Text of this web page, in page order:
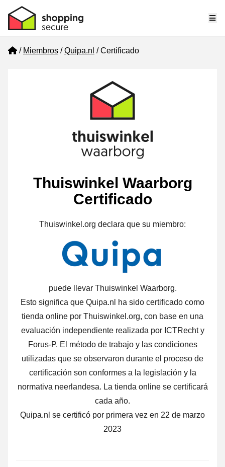
Home
Miembros Quipa.nl Certificado
Thuiswinkel Waarborg
Certificado
Thuiswinkel.org declara que su miembro:
puede llevar Thuiswinkel Waarborg.
Esto significa que Quipa.nl ha sido certificado como
tienda online por Thuiswinkel.org, con base en una
evaluación independiente realizada por ICTRecht y
Forus-P. El método de trabajo y las condiciones
utilizadas que se observaron durante el proceso de
certificación son conformes a la legislación y la
normativa neerlandesa. La tienda online se certificará
cada año.
Quipa.nl se certificó por primera vez en 22 de marzo
2023